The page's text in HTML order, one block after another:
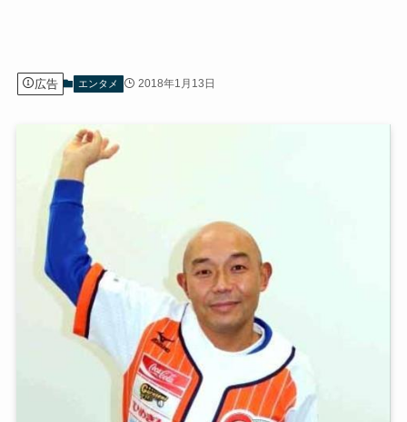
広告 エンタメ 2018年1月13日